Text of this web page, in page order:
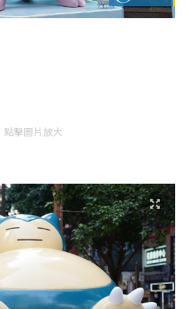
點擊圖片放大